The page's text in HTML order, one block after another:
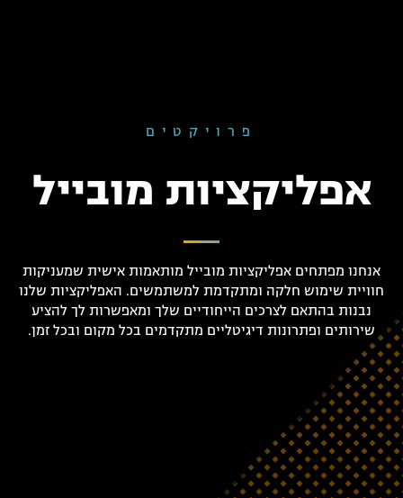
פרויקטים
אפליקציות מובייל
אנחנו מפתחים אפליקציות מובייל מותאמות אישית שמעניקות
חוויית שימוש חלקה ומתקדמת למשתמשים. האפליקציות שלנו
נבנות בהתאם לצרכים הייחודיים שלך ומאפשרות לך להציע
שירותים ופתרונות דיגיטליים מתקדמים בכל מקום ובכל זמן.